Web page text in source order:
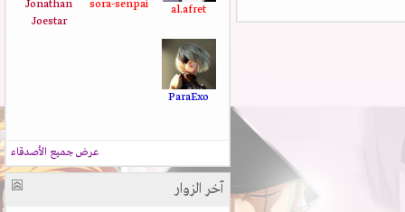
al.afret
sora-senpai
Jonathan
Joestar
ParaExo
عرض جميع الأصدقاء
آخر الزوار